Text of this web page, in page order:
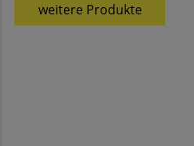
weitere Produkte